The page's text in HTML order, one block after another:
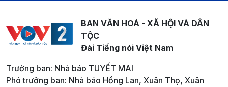
BAN VĂN HOÁ - XÃ HỘI VÀ DÂN
TỘC
Đài Tiếng nói Việt Nam
Trưởng ban: Nhà báo TUYẾT MAI
Phó trưởng ban: Nhà báo Hồng Lan, Xuân Thọ, Xuân